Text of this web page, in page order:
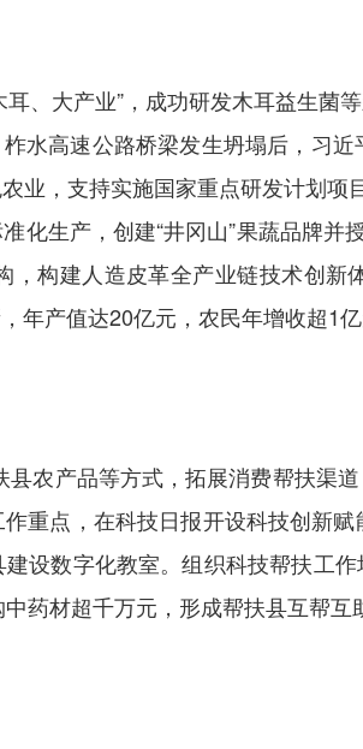
、大产业”，成功研发木耳益生菌
水高速公路桥梁发生坍塌后，习
业，支持实施国家重点研发计划
生产，创建“井冈山”果蔬品牌并
构建人造皮革全产业链技术创
产值达20亿元，农民年增收超1亿
农产品等方式，拓展消费帮扶渠
重点，在科技日报开设科技创新
设数字化教室。组织科技帮扶工
药材超千万元，形成帮扶县互帮互